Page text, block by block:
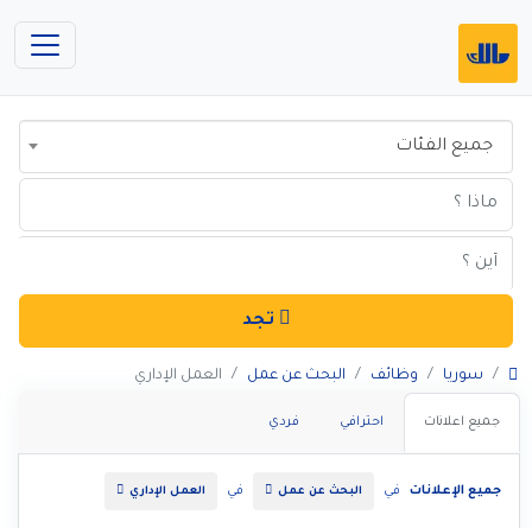
جميع الفئات
تجد
سوريا وظائف البحث عن عمل العمل الإداري
جميع اعلانات احترافي فردي
جميع الإعلانات في البحث عن عمل في العمل الإداري